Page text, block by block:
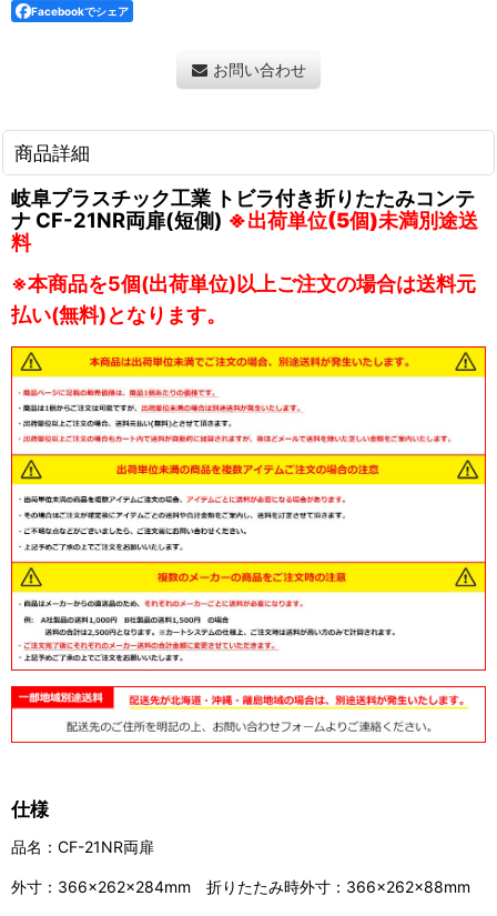
Facebookでシェア
お問い合わせ
商品詳細
岐阜プラスチック工業 トビラ付き折りたたみコンテ
ナ CF-21NR両扉(短側) ※出荷単位(5個)未満別途送
料
※本商品を5個(出荷単位)以上ご注文の場合は送料元
払い(無料)となります。
仕様
品名：CF-21NR両扉
外寸：366×262×284mm 折りたたみ時外寸：366×262×88mm